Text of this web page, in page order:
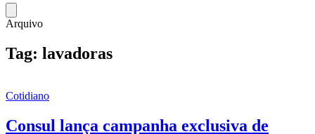
Arquivo
Tag: lavadoras
Cotidiano
Consul lança campanha exclusiva de